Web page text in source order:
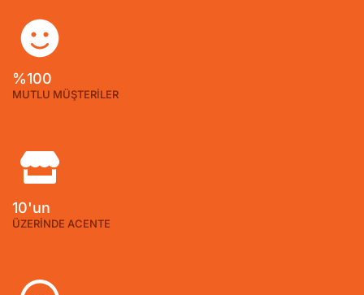
%100
MUTLU MÜŞTERİLER
10'un
ÜZERİNDE ACENTE